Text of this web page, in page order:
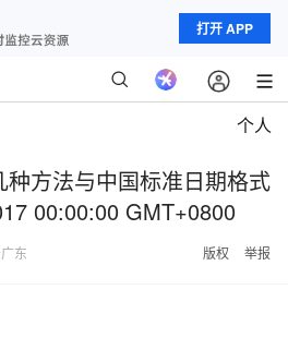
打开 APP
个人
方法与中国标准日期格式
00:00:00 GMT+0800
东 版权 举报